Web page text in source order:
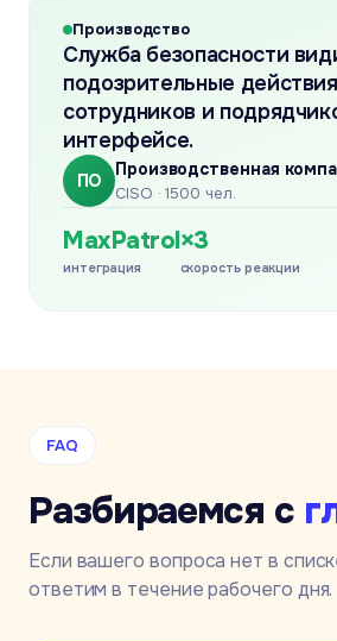
Производство
Служба безопасности
подозрительные действия
сотрудников и
интерфейсе.
ПО
Производственная
CISO · 1500 чел.
MaxPatrol
интеграция
×3
скорость реакции
FAQ
Разбираемся с
Если вашего вопроса нет в
ответим в течение рабочего дня.